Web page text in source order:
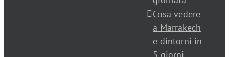
Cosa vedere
a Marrakech
e dintorni in